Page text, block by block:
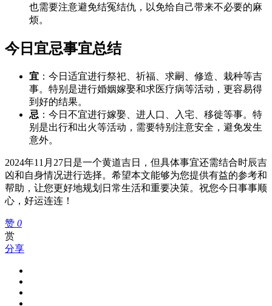
也需要注意避免结冤结仇，以免给自己带来不必要的麻
烦。
今日宜忌事宜总结
宜 ：今日适宜进行祭祀、祈福、求嗣、修造、栽种等吉
事。特别是进行婚姻嫁娶和求医疗病等活动，更容易得
到好的结果。
忌 ：今日不宜进行嫁娶、进人口、入宅、移徙等事。特
别是出行和出火等活动，需要特别注意安全，避免发生
意外。
2024年11月27日是一个黄道吉日，但具体事宜还需结合时辰吉
凶和自身情况进行选择。希望本文能够为您提供有益的参考和
帮助，让您更好地规划日常生活和重要决策。祝您今日事事顺
心，好运连连！
赞 0
赏
分享